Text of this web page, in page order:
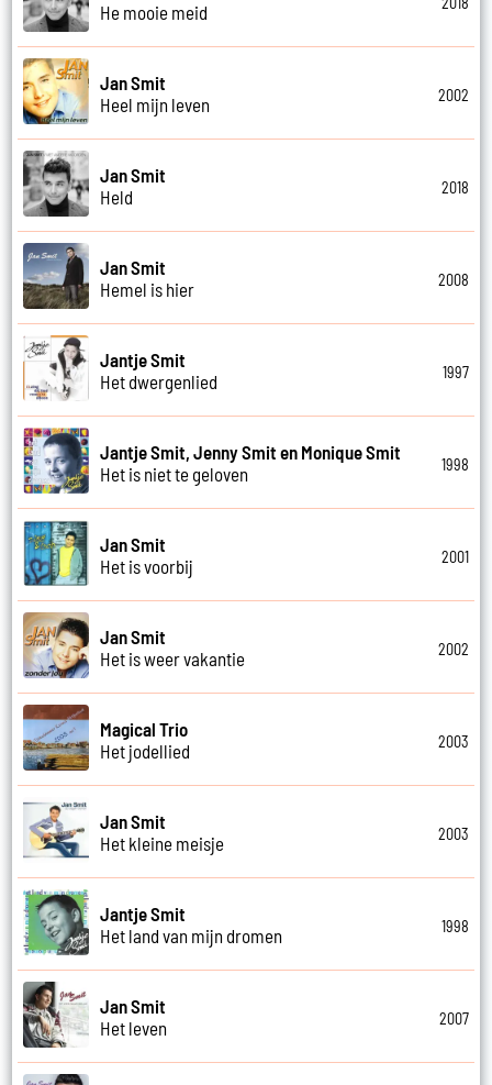
He mooie meid
Jan Smit
Heel mijn leven
2002
Jan Smit
Held
2018
Jan Smit
Hemel is hier
2008
Jantje Smit
Het dwergenlied
1997
Jantje Smit, Jenny Smit en Monique Smit
Het is niet te geloven
1998
Jan Smit
Het is voorbij
2001
Jan Smit
Het is weer vakantie
2002
Magical Trio
Het jodellied
2003
Jan Smit
Het kleine meisje
2003
Jantje Smit
Het land van mijn dromen
1998
Jan Smit
Het leven
2007